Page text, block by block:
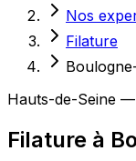
Nos
Filature
Hauts-de-Seine
Filature à